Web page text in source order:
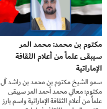
مكتوم بن محمد: محمد المر
سيبقى علماً من أعلام الثقافة
الإماراتية
سمو الشيخ مكتوم بن محمد بن راشد آل
مكتوم: معالي محمد أحمد المر سيبقى
علماً من أعلام الثقافة الإماراتية واسم بارز